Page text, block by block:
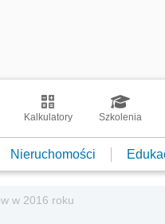
Kalkulatory Szkolenia
Nieruchomości
w 2016 roku